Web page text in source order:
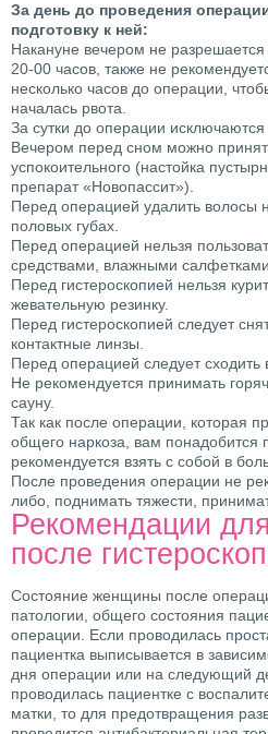
За день до проведения
подготовку к ней:
Накануне вечером не
20-00 часов, также не
несколько часов до операции,
началась рвота.
За сутки до операции
Вечером перед сном можно
успокоительного (настойка
препарат «Новопассит»).
Перед операцией удалить волосы
половых губах.
Перед операцией нельзя
средствами, влажными
Перед гистероскопией нельзя
жевательную резинку.
Перед гистероскопией следует
контактные линзы.
Перед операцией следует сходить
Не рекомендуется принимать
сауну.
Так как после операции, которая
общего наркоза, вам понадобится
рекомендуется взять с собой в
После проведения операции не
либо, поднимать тяжести,
Рекомендации
после
Состояние женщины после
патологии, общего состояния
операции. Если проводилась
пациентка выписывается в
дня операции или на следующий
проводилась пациентке с
матки, то для предотвращения